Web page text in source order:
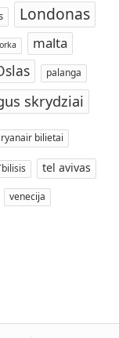
Londonas
malta
palanga
skrydziai
ryanair bilietai
tel avivas
venecija